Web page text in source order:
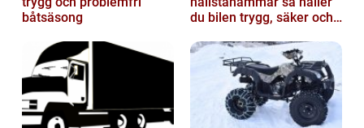
båtsäsong
du bilen trygg, säker och